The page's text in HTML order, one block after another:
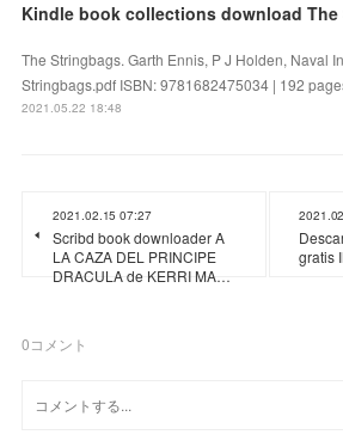
The Stringbags. Garth Ennis, P J Holden, Naval
Stringbags.pdf ISBN: 9781682475034 | 192
2021.05.22 18:48
2021.02.15 07:27
Scribd book downloader A
LA CAZA DEL PRINCIPE
DRACULA de KERRI MA…
gratis
0コメント